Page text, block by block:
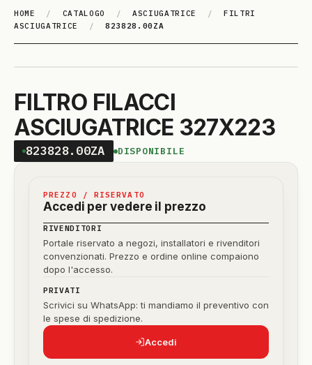
HOME / CATALOGO / ASCIUGATRICE /
FILTRI
ASCIUGATRICE
/ 823828.00ZA
FILTRO FILACCI
ASCIUGATRICE 327X223
823828.00ZA DISPONIBILE
PREZZO / RISERVATO
Accedi per vedere il prezzo
RIVENDITORI
Portale riservato a negozi, installatori e rivenditori
convenzionati. Prezzo e ordine online compaiono
dopo l'accesso.
PRIVATI
Scrivici su WhatsApp: ti mandiamo il preventivo con
le spese di spedizione.
Accedi